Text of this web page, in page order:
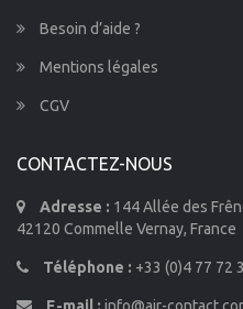
Besoin d’aide ?
Mentions légales
CGV
CONTACTEZ-NOUS
Adresse : 144 Allée des
42120 Commelle Vernay, France
Téléphone : +33 (0)4 77 72